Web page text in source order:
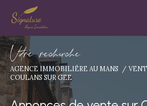
Vore recece
AGENCE IMMOBILIÉRE AU MANS
COULANS SUR GEE